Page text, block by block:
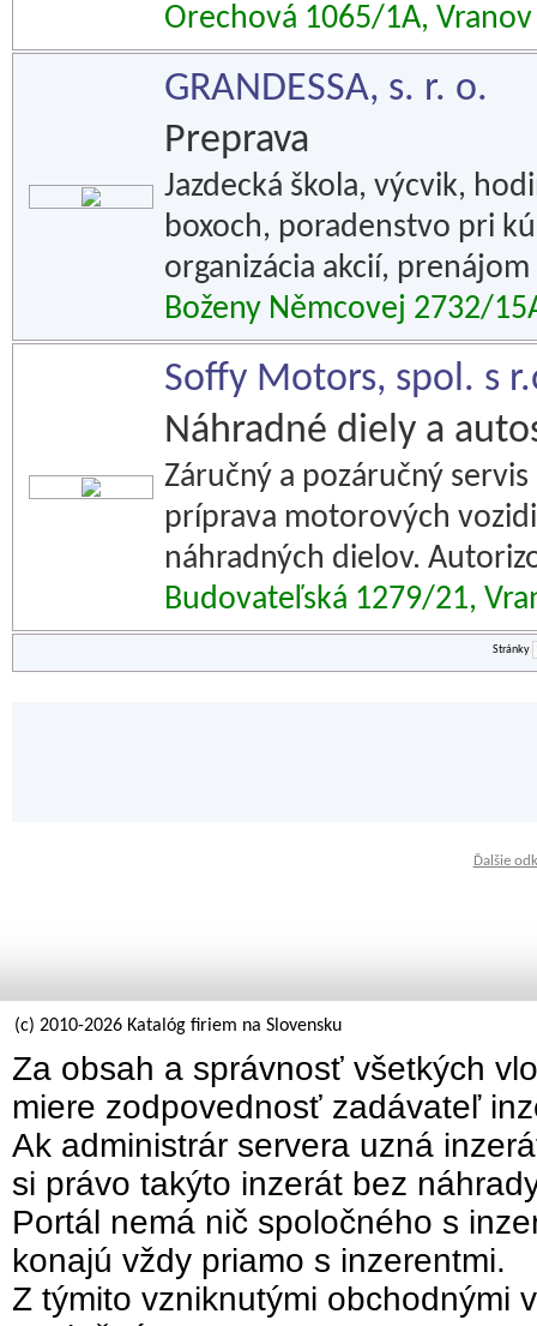
Orechová 1065/1A,
GRANDESSA, s. r. o.
Preprava
Jazdecká škola, výcvik,
boxoch, poradenstvo pri
organizácia akcií,
Boženy Němcovej 2732/
Soffy Motors, spol. s
Náhradné diely a
Záručný a pozáručný
príprava motorových
náhradných dielov.
Budovateľská 1279/21,
Stránky
Ďalšie
(c) 2010-2026 Katalóg firiem na Slovensku
Za obsah a správnosť všetkých
miere zodpovednosť zadávateľ
Ak administrár servera uzná
si právo takýto inzerát bez
Portál nemá nič spoločného s
konajú vždy priamo s inzerentmi.
Z týmito vzniknutými obchodnými